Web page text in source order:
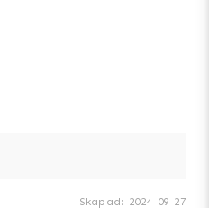
Skapad: 2024-09-27